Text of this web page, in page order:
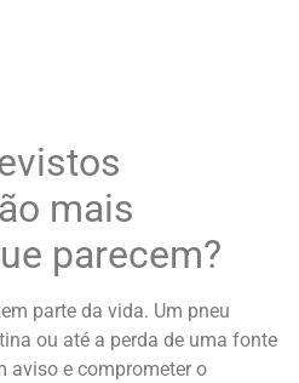
mais
parecem?
parte da vida. Um pneu
ou até a perda de uma fonte
aviso e comprometer o